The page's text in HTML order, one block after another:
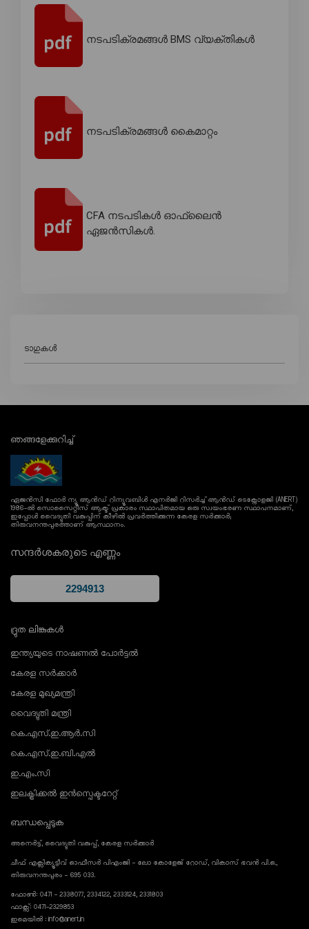
നടപടിക്രമങ്ങൾ BMS വ്യക്തികൾ
നടപടിക്രമങ്ങൾ കൈമാറ്റം
CFA നടപടികൾ ഓഫ്‌ലൈൻ
ഏജൻസികൾ.
ടാഗുകൾ
ഞങ്ങളേക്കുറിച്ച്
ഏജൻസി ഫോർ ന്യൂ ആൻഡ് റിന്യൂവബിൾ എനർജി റിസർച്ച് ആൻഡ് ടെക്നോളജി (ANERT)
1986-ൽ സൊസൈറ്റീസ് ആക്ട് പ്രകാരം സ്ഥാപിതമായ ഒരു സ്വയംഭരണ സ്ഥാപനമാണ്,
ഇപ്പോൾ വൈദ്യുതി വകുപ്പിന് കീഴിൽ പ്രവർത്തിക്കുന്ന കേരള സർക്കാർ;
തിരുവനന്തപുരത്താണ് ആസ്ഥാനം.
സന്ദർശകരുടെ എണ്ണം
ദ്രുത ലിങ്കുകൾ
ഇന്ത്യയുടെ നാഷണൽ പോർട്ടൽ
കേരള സർക്കാർ
കേരള മുഖ്യമന്ത്രി
വൈദ്യുതി മന്ത്രി
കെ.എസ്.ഇ.ആർ.സി
കെ.എസ്.ഇ.ബി.എൽ
ഇ.എം.സി
ഇലക്ട്രിക്കൽ ഇൻസ്പെക്ടറേറ്റ്
ബന്ധപ്പെടുക
അനെർട്ട്, വൈദ്യുതി വകുപ്പ്, കേരള സർക്കാർ
ചീഫ് എക്സിക്യൂട്ടീവ് ഓഫീസർ പിഎംജി - ലോ കോളേജ് റോഡ്, വികാസ് ഭവൻ പി.ഒ.,
തിരുവനന്തപുരം - 695 033.
ഫോൺ: 0471 - 2338077, 2334122, 2333124, 2331803
ഫാക്സ്: 0471-2329853
ഇമെയിൽ : info@anert.in